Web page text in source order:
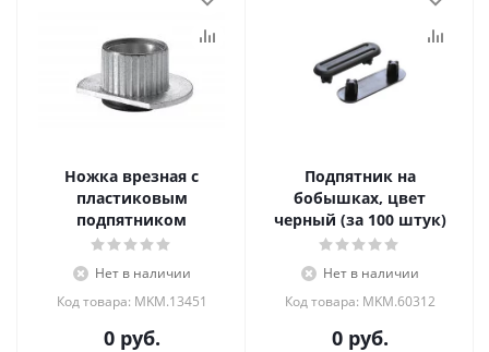
Ножка врезная с
пластиковым
подпятником
Нет в наличии
Код товара: MKM.13451
0 руб.
Подпятник на
бобышках, цвет
черный (за 100 штук)
Нет в наличии
Код товара: MKM.60312
0 руб.